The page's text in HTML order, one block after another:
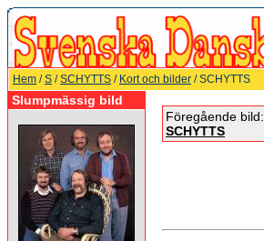
Hem /S /SCHYTTS / Kort och bilder / SCHYTTS
Slumpmässig bild
Föregående bild:
SCHYTTS